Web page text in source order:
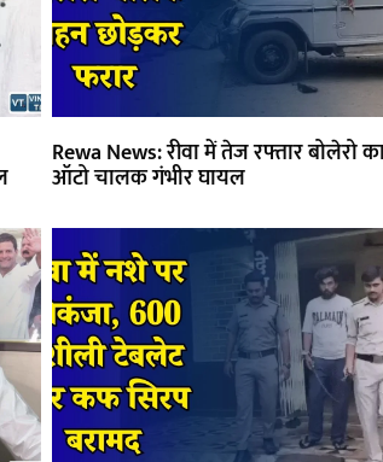
Rewa News: रीवा में तेज रफ्तार बोलेरो
ऑटो चालक गंभीर घायल